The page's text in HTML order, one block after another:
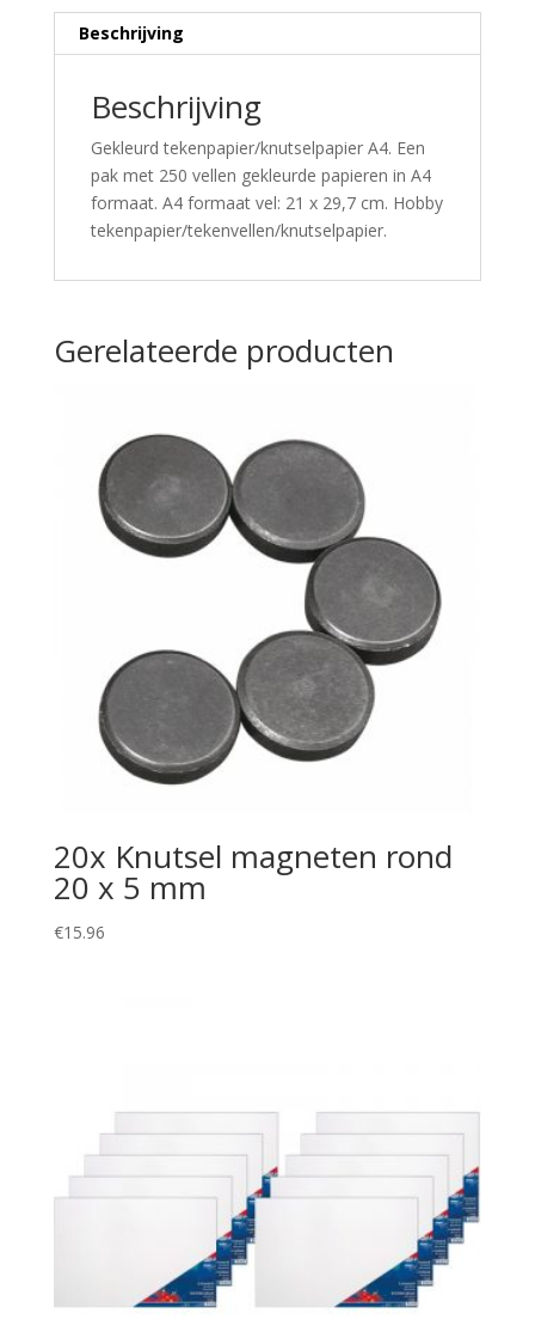
Beschrijving
Beschrijving
Gekleurd tekenpapier/knutselpapier A4. Een
pak met 250 vellen gekleurde papieren in A4
formaat. A4 formaat vel: 21 x 29,7 cm. Hobby
tekenpapier/tekenvellen/knutselpapier.
Gerelateerde producten
20x Knutsel magneten rond
20 x 5 mm
€15.96